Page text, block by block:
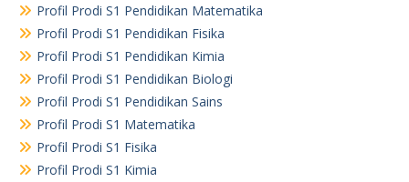
Profil Prodi S1 Pendidikan Matematika
Profil Prodi S1 Pendidikan Fisika
Profil Prodi S1 Pendidikan Kimia
Profil Prodi S1 Pendidikan Biologi
Profil Prodi S1 Pendidikan Sains
Profil Prodi S1 Matematika
Profil Prodi S1 Fisika
Profil Prodi S1 Kimia